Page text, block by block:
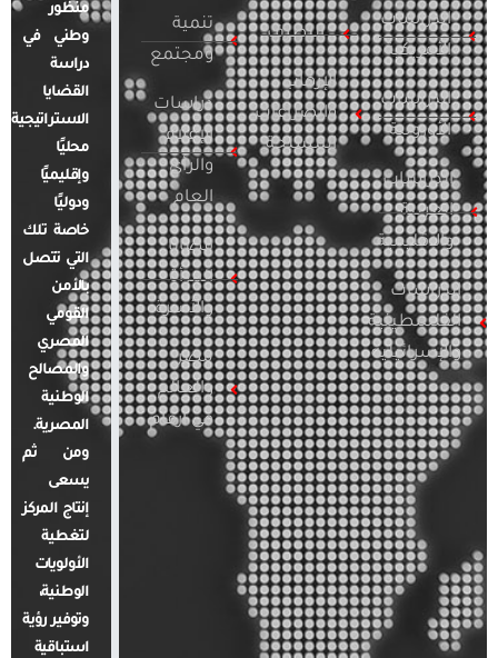
الدراسات
الأمريكية
الدراسات
الأوروبية
الدراسات
العربية
والإقليمية
الدراسات
الفلسطينية
والإسرائيلية
التطرف
الإرهاب
والصراعات
المسلحة
تنمية
ومجتمع
دراسات
الإعلام
والرأي
العام
قضايا
المرأة
والأسرة
مصر
والعالم
في أرقام
منظور
وطني في
دراسة
القضايا
الاستراتيجية
محليًا
وإقليميًا
ودوليًا
خاصة تلك
التي تتصل
بالأمن
القومي
المصري
والمصالح
الوطنية
المصرية.
ومن ثم
يسعى
إنتاج المركز
لتغطية
الأولويات
الوطنية،
وتوفير رؤية
استباقية